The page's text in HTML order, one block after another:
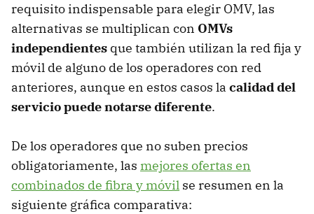
requisito indispensable para elegir OMV, las
alternativas se multiplican con OMVs
independientes que también utilizan la red fija y
móvil de alguno de los operadores con red
anteriores, aunque en estos casos la calidad del
servicio puede notarse diferente.
De los operadores que no suben precios
obligatoriamente, las mejores ofertas en
combinados de fibra y móvil se resumen en la
siguiente gráfica comparativa: